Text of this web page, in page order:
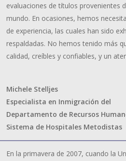
evaluaciones de títulos provenientes
mundo. En ocasiones, hemos
de experiencia, las cuales han sido
respaldadas. No hemos tenido más
calidad, creíbles y confiables, y un
Michele Stelljes
Especialista en Inmigración del
Departamento de Recursos
Sistema de Hospitales Metodistas
En la primavera de 2007, cuando la